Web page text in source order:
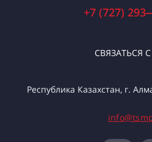
+7 (727)
СВЯЗАТЬСЯ
Республика Казахстан, г.